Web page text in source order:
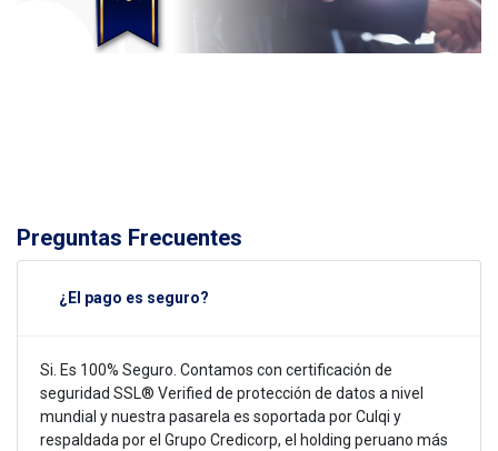
Preguntas Frecuentes
¿El pago es seguro?
Si. Es 100% Seguro. Contamos con certificación de
seguridad SSL® Verified de protección de datos a nivel
mundial y nuestra pasarela es soportada por Culqi y
respaldada por el Grupo Credicorp, el holding peruano más